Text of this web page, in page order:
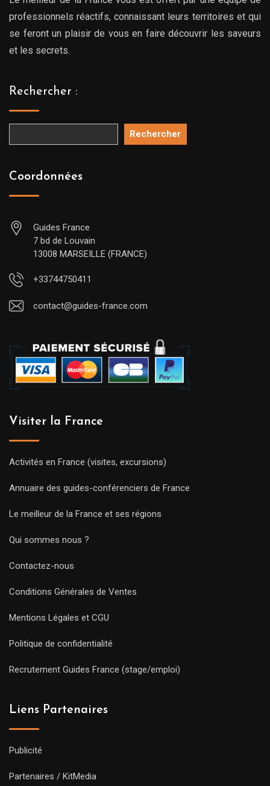
professionnels réactifs, connaissant leurs territoires et qui
se feront un plaisir de vous en faire découvrir les saveurs
et les secrets.
Rechercher :
Rechercher
Coordonnées
Guides France
7 bd de Louvain
13008 MARSEILLE (FRANCE)
+33744750411
contact@guides-france.com
Visiter la France
Activités en France (visites, excursions)
Annuaire des guides-conférenciers de France
Le meilleur de la France et ses régions
Qui sommes nous ?
Contactez-nous
Conditions Générales de Ventes
Mentions Légales et CGU
Politique de confidentialité
Recrutement Guides France (stage/emploi)
Liens Partenaires
Publicité
Partenaires / KitMedia